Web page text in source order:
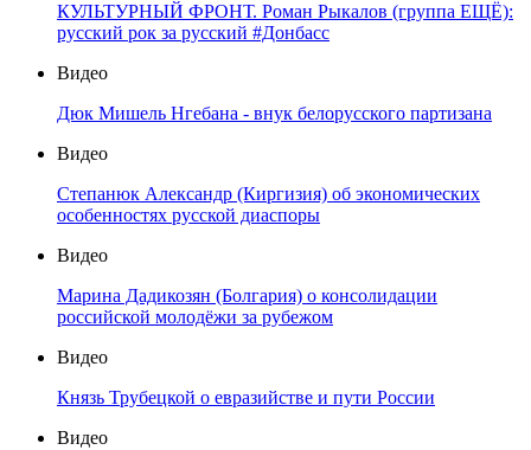
КУЛЬТУРНЫЙ ФРОНТ. Роман Рыкалов (группа ЕЩЁ):
русский рок за русский #Донбасс
Видео
Дюк Мишель Нгебана - внук белорусского партизана
Видео
Степанюк Александр (Киргизия) об экономических
особенностях русской диаспоры
Видео
Марина Дадикозян (Болгария) о консолидации
российской молодёжи за рубежом
Видео
Князь Трубецкой о евразийстве и пути России
Видео